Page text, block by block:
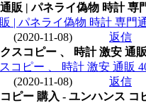
販 | パネライ偽物 時計 専
| パネライ偽物 時計 専門
(2020-11-08)
返信
スコピー 、 時計 激安 通
コピー 、 時計 激安 通販
(2020-11-08)
返信
ピー 購入 - ユンハンス コ